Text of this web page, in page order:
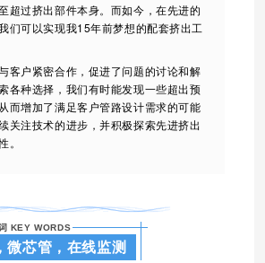
超过挤出部件本身。而如今，在先进的
们可以实现我15年前梦想的配套挤出工
客户紧密合作，促进了问题的讨论和解
各种选择，我们有时能发现一些超出预
而增加了满足客户管路设计需求的可能
关注技术的进步，并积极探索先进挤出
。
KEY WORDS
微芯管，在线监测